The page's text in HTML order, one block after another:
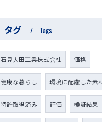
タグ Tags
石見大田工業株式会社 価格
健康な暮らし 環境に配慮した素
特許取得済み 評価 検証結果